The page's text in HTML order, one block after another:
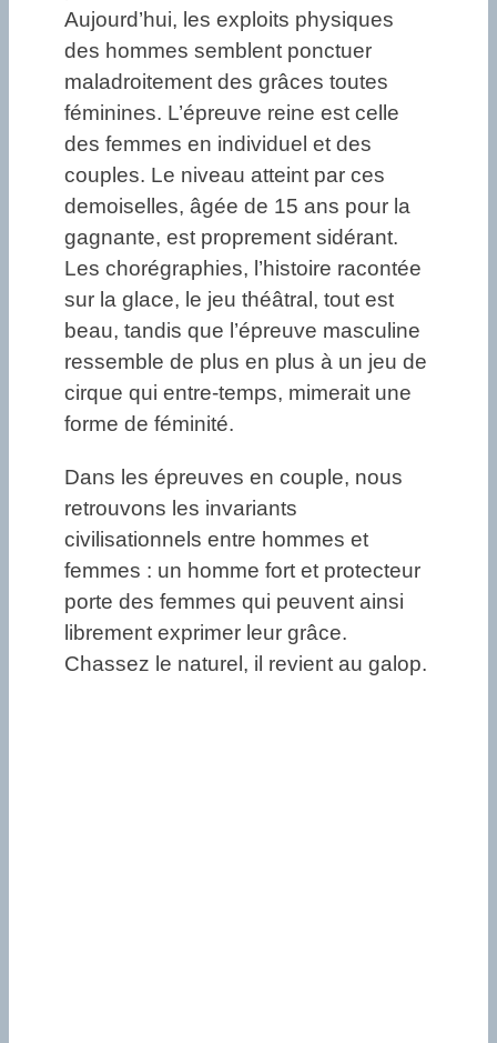
Aujourd’hui, les exploits physiques
des hommes semblent ponctuer
maladroitement des grâces toutes
féminines. L’épreuve reine est celle
des femmes en individuel et des
couples. Le niveau atteint par ces
demoiselles, âgée de 15 ans pour la
gagnante, est proprement sidérant.
Les chorégraphies, l’histoire racontée
sur la glace, le jeu théâtral, tout est
beau, tandis que l’épreuve masculine
ressemble de plus en plus à un jeu de
cirque qui entre-temps, mimerait une
forme de féminité.
Dans les épreuves en couple, nous
retrouvons les invariants
civilisationnels entre hommes et
femmes : un homme fort et protecteur
porte des femmes qui peuvent ainsi
librement exprimer leur grâce.
Chassez le naturel, il revient au galop.